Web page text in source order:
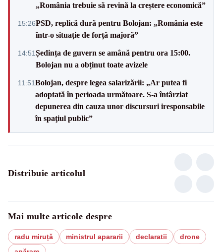
„România trebuie să revină la creștere economică”
15:26PSD, replică dură pentru Bolojan: „România este
într-o situație de forță majoră”
14:51Ședința de guvern se amână pentru ora 15:00.
Bolojan nu a obținut toate avizele
11:51Bolojan, despre legea salarizării: „Ar putea fi
adoptată în perioada următoare. S-a întârziat
depunerea din cauza unor discursuri iresponsabile
în spaţiul public”
Distribuie articolul
Mai multe articole despre
radu miruță ministrul apararii declaratii
drone